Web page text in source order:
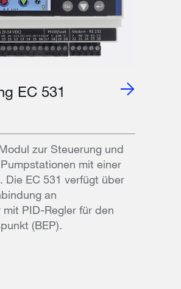
EC 531
zur Steuerung und
mit einer
Die EC 531 verfügt über
an
PID-Regler für den
(BEP).